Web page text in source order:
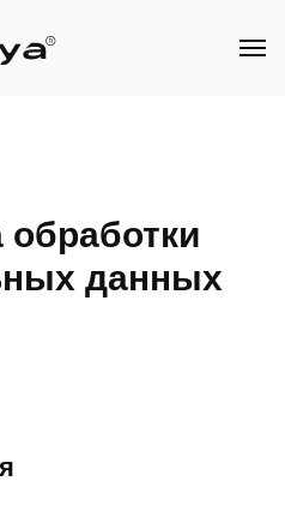
обработки
данных